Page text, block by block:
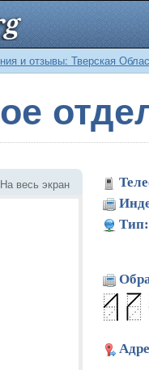
и отзывы: Тверская
На весь экран
Тип: